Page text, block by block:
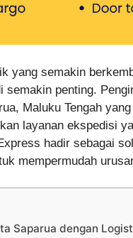
yang semakin
semakin penting.
Maluku Tengah
layanan ekspedisi
hadir sebagai
mempermudah
Saparua dengan